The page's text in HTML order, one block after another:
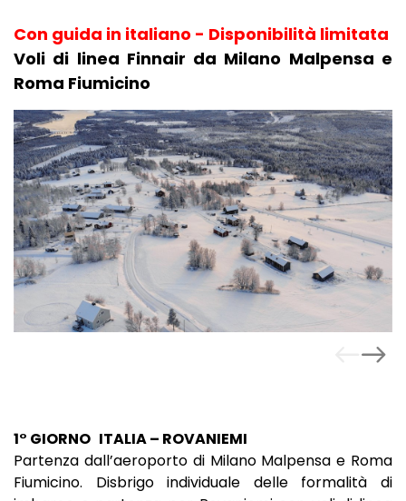
Con guida in italiano - Disponibilità limitata
Voli di linea Finnair da Milano Malpensa e
Roma Fiumicino
1° GIORNO ITALIA – ROVANIEMI
Partenza dall’aeroporto di Milano Malpensa e Roma
Fiumicino. Disbrigo individuale delle formalità di